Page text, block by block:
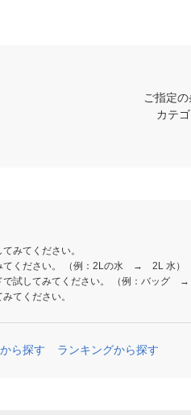
ご指定
カテ
みてください。
てください。 （例：2Lの水 → 2L 水）
で試してみてください。 （例：バッグ
てください。
ら探す ランキングから探す